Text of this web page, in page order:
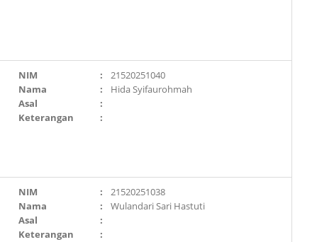
NIM :
21520251040
Nama
:
Hida Syifaurohmah
Asal
:
Keterangan
:
NIM :
21520251038
Nama
:
Wulandari Sari Hastuti
Asal
:
Keterangan
: